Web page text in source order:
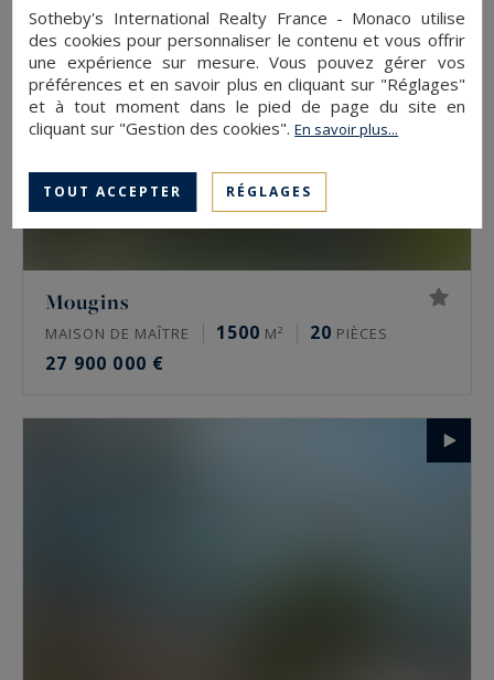
Mougins
MAISON DE MAÎTRE 1500 M² 20 PIÈCES
27 900 000 €
Sotheby's International Realty France - Monaco utilise
des cookies pour personnaliser le contenu et vous offrir
une expérience sur mesure. Vous pouvez gérer vos
préférences et en savoir plus en cliquant sur "Réglages"
et à tout moment dans le pied de page du site en
cliquant sur "Gestion des cookies".En savoir plus...
TOUT ACCEPTER RÉGLAGES